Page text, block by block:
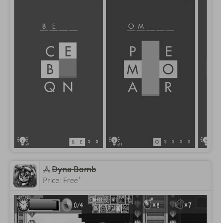
‎Dyna Bomb
Price: Free+